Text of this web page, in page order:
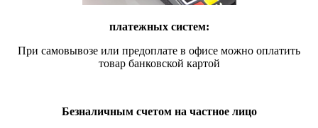
платежных систем:
При самовывозе или предоплате в офисе можно оплатить
товар банковской картой
Безналичным счетом на частное лицо